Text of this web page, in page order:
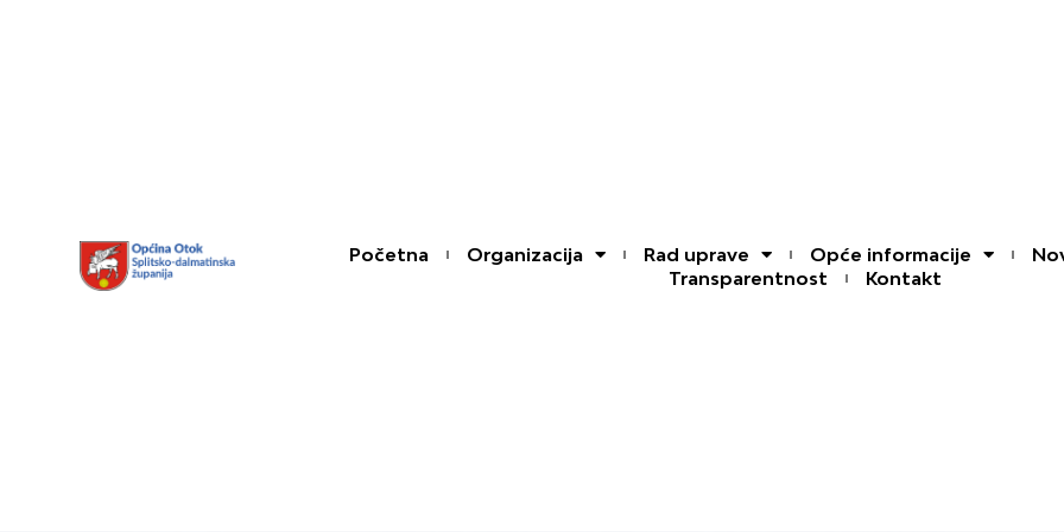
Početna Organizacija Rad uprave Opće informacije
Transparentnost
Kontakt